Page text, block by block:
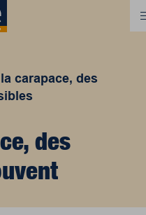
carapace, des
des